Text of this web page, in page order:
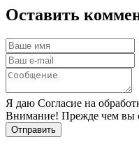
Оставить
Я даю Согласие на
Внимание! Прежде чем вы
Отправить